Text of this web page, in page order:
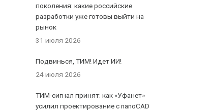
поколения: какие российские
разработки уже готовы выйти на
рынок
31 июля 2026
Подвинься, ТИМ! Идет ИИ!
24 июля 2026
ТИМ-сигнал принят: как «Уфанет»
усилил проектирование с nanoCAD